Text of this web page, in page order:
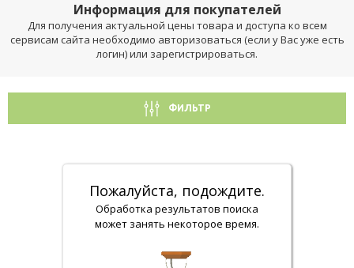
Информация для покупателей
Для получения актуальной цены товара и доступа ко всем
сервисам сайта необходимо авторизоваться (если у Вас уже есть
логин) или зарегистрироваться.
ФИЛЬТР
Пожалуйста, подождите.
Обработка результатов поиска
может занять некоторое время.